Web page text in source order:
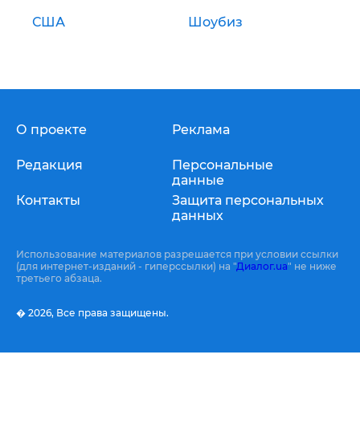
США Шоубиз
О проекте
Редакция
Контакты
Реклама
Персональные
данные
Защита персональных
данных
Использование материалов разрешается при условии ссылки
(для интернет-изданий - гиперссылки) на "Диалог.ua" не ниже
третьего абзаца.
� 2026, Все права защищены.